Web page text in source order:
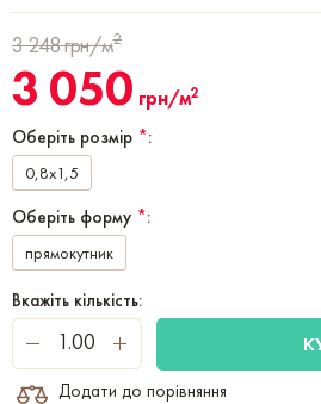
3 248грн/м2
3 050 грн/м2
Оберіть розмір *:
0,8x1,5
Оберіть форму *:
прямокутник
Вкажіть кількість:
Додати до порівняння